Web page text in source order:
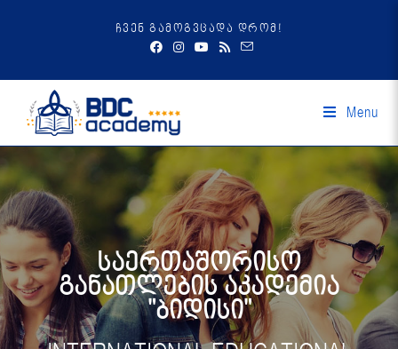
ჩვენ გამოგვცადა დრომ!
Menu
საერთაშორისო
განათლების აკადემია
"ბიდისი"